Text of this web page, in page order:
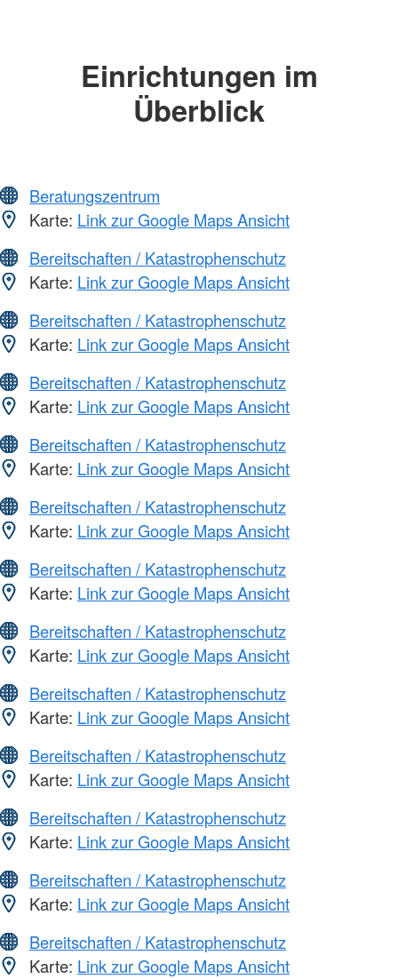
Einrichtungen im
Überblick
Beratungszentrum
Karte: Link zur Google Maps Ansicht
Bereitschaften / Katastrophenschutz
Karte: Link zur Google Maps Ansicht
Bereitschaften / Katastrophenschutz
Karte: Link zur Google Maps Ansicht
Bereitschaften / Katastrophenschutz
Karte: Link zur Google Maps Ansicht
Bereitschaften / Katastrophenschutz
Karte: Link zur Google Maps Ansicht
Bereitschaften / Katastrophenschutz
Karte: Link zur Google Maps Ansicht
Bereitschaften / Katastrophenschutz
Karte: Link zur Google Maps Ansicht
Bereitschaften / Katastrophenschutz
Karte: Link zur Google Maps Ansicht
Bereitschaften / Katastrophenschutz
Karte: Link zur Google Maps Ansicht
Bereitschaften / Katastrophenschutz
Karte: Link zur Google Maps Ansicht
Bereitschaften / Katastrophenschutz
Karte: Link zur Google Maps Ansicht
Bereitschaften / Katastrophenschutz
Karte: Link zur Google Maps Ansicht
Bereitschaften / Katastrophenschutz
Karte: Link zur Google Maps Ansicht